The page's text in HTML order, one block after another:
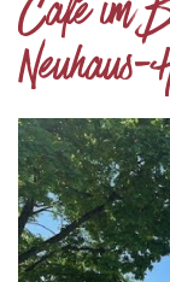
Café im
Neuhaus-